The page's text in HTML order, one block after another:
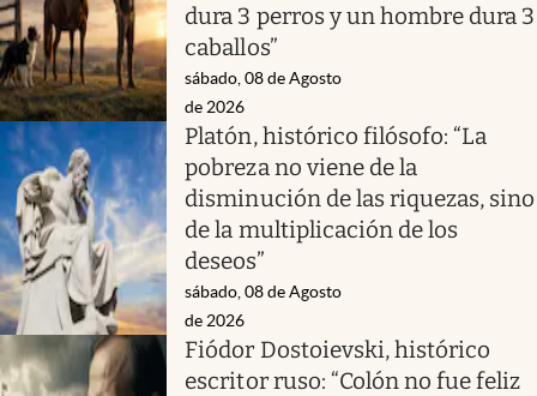
dura 3 perros y un hombre dura 3
caballos”
sábado, 08 de Agosto
de 2026
Platón, histórico filósofo: “La
pobreza no viene de la
disminución de las riquezas, sino
de la multiplicación de los
deseos”
sábado, 08 de Agosto
de 2026
Fiódor Dostoievski, histórico
escritor ruso: “Colón no fue feliz